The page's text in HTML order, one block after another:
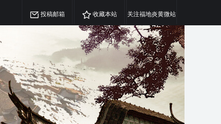
投稿邮箱 收藏本站 关注福地炎黄微站